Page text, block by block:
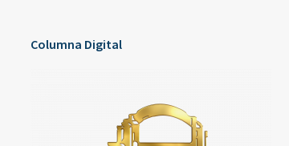
Columna Digital